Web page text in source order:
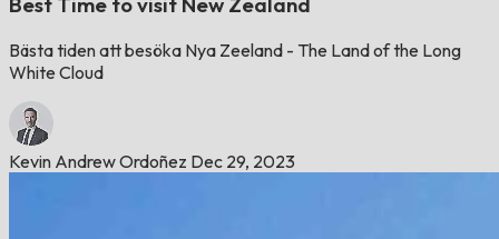
Bästa tiden att besöka Nya Zeeland - The Land of the Long
White Cloud
Kevin Andrew Ordoñez Dec 29, 2023